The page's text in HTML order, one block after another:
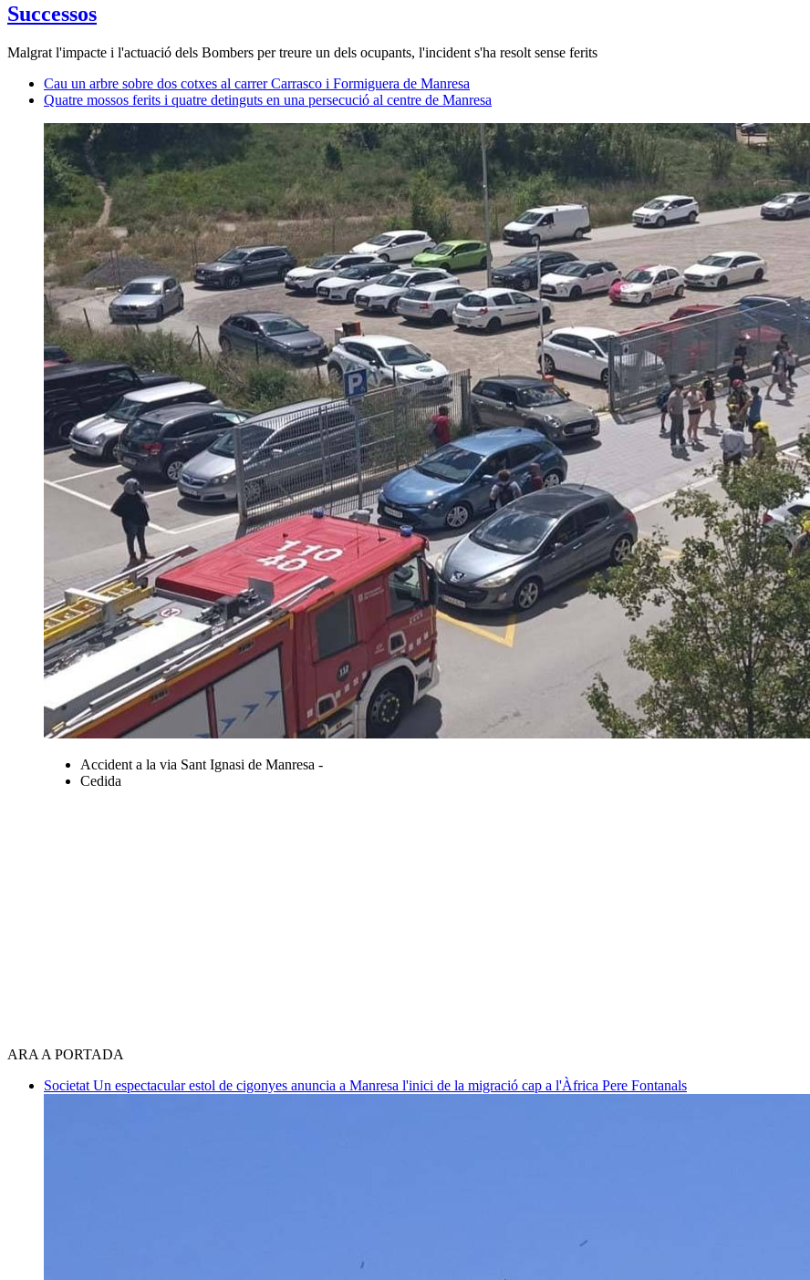
Successos
Malgrat l'impacte i l'actuació dels Bombers per treure un dels ocupants, l'incident s'ha resolt sense ferits
Cau un arbre sobre dos cotxes al carrer Carrasco i Formiguera de Manresa
Quatre mossos ferits i quatre detinguts en una persecució al centre de Manresa
Accident a la via Sant Ignasi de Manresa -
Cedida
ARA A PORTADA
Societat Un espectacular estol de cigonyes anuncia a Manresa l'inici de la migració cap a l'Àfrica Pere Fontanals